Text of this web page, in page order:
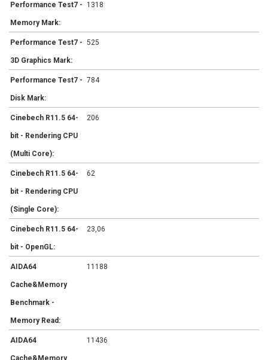
Performance Test7 -
Memory Mark:
1318
Performance Test7 -
3D Graphics Mark:
525
Performance Test7 -
Disk Mark:
784
Cinebech R11.5 64-
bit - Rendering CPU
(Multi Core):
206
Cinebech R11.5 64-
bit - Rendering CPU
(Single Core):
62
Cinebech R11.5 64-
bit - OpenGL:
23,06
AIDA64
Cache&Memory
Benchmark -
Memory Read:
11188
AIDA64 11436